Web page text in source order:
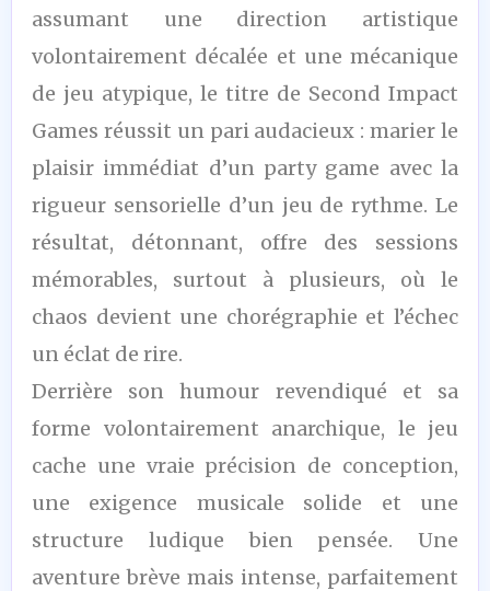
assumant une direction artistique
volontairement décalée et une mécanique
de jeu atypique, le titre de Second Impact
Games réussit un pari audacieux : marier le
plaisir immédiat d’un party game avec la
rigueur sensorielle d’un jeu de rythme. Le
résultat, détonnant, offre des sessions
mémorables, surtout à plusieurs, où le
chaos devient une chorégraphie et l’échec
un éclat de rire.
Derrière son humour revendiqué et sa
forme volontairement anarchique, le jeu
cache une vraie précision de conception,
une exigence musicale solide et une
structure ludique bien pensée. Une
aventure brève mais intense, parfaitement